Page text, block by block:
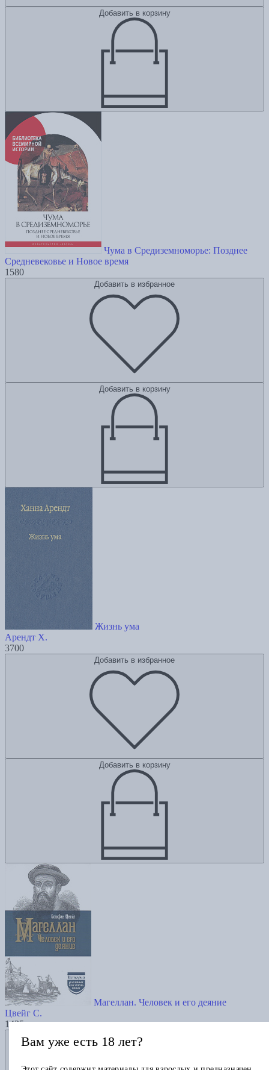
Добавить в корзину
Чума в Средиземноморье: Позднее
Средневековье и Новое время
1580
Добавить в избранное
Добавить в корзину
Жизнь ума
Арендт Х.
3700
Добавить в избранное
Добавить в корзину
Магеллан. Человек и его деяние
Цвейг С.
1425
Добавить в избранное
Вам уже есть 18 лет?